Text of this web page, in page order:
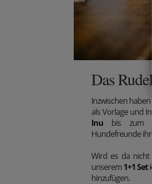
Das
Inzwischen
als Vorlage und
Inu bis zum
Hundefreunde
Wird es da nicht
unserem1+1 Set
hinzufügen.